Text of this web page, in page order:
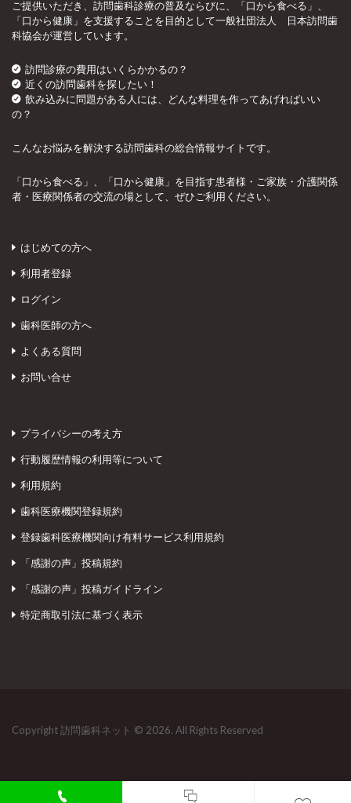
ご提供いただき、訪問歯科診療の普及ならびに、「口から食べる」、
「口から健康」を支援することを目的として一般社団法人 日本訪問歯
科協会が運営しています。
訪問診療の費用はいくらかかるの？
近くの訪問歯科を探したい！
飲み込みに問題がある人には、どんな料理を作ってあげればいい
の？
こんなお悩みを解決する訪問歯科の総合情報サイトです。
「口から食べる」、「口から健康」を目指す患者様・ご家族・介護関係
者・医療関係者の交流の場として、ぜひご利用ください。
はじめての方へ
利用者登録
ログイン
歯科医師の方へ
よくある質問
お問い合せ
プライバシーの考え方
行動履歴情報の利用等について
利用規約
歯科医療機関登録規約
登録歯科医療機関向け有料サービス利用規約
「感謝の声」投稿規約
「感謝の声」投稿ガイドライン
特定商取引法に基づく表示
Copyright 訪問歯科ネット © 2026. All Rights Reserved